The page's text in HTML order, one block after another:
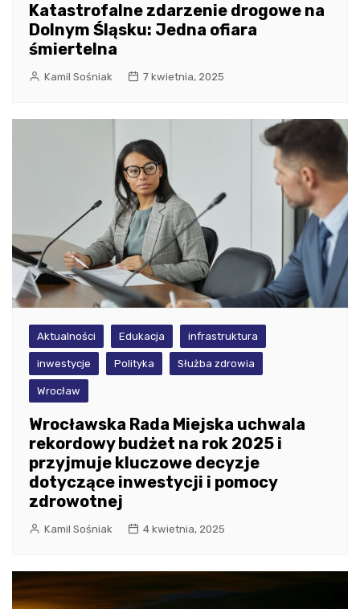
Katastrofalne zdarzenie drogowe na
Dolnym Śląsku: Jedna ofiara
śmiertelna
Kamil Sośniak 7 kwietnia, 2025
Aktualności Edukacja infrastruktura
inwestycje Polityka Służba zdrowia
Wrocław
Wrocławska Rada Miejska uchwala
rekordowy budżet na rok 2025 i
przyjmuje kluczowe decyzje
dotyczące inwestycji i pomocy
zdrowotnej
Kamil Sośniak 4 kwietnia, 2025